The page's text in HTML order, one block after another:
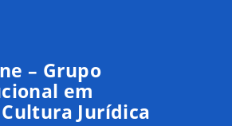
– Grupo
em
Jurídica